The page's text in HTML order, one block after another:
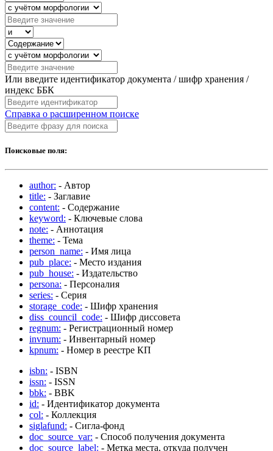
Или введите идентификатор документа / шифр хранения /
индекс ББК
Справка о расширенном поиске
Поисковые поля:
author: - Автор
title: - Заглавие
content: - Содержание
keyword: - Ключевые слова
note: - Аннотация
theme: - Тема
person_name: - Имя лица
pub_place: - Место издания
pub_house: - Издательство
persona: - Персоналия
series: - Серия
storage_code: - Шифр хранения
diss_council_code: - Шифр диссовета
regnum: - Регистрационный номер
invnum: - Инвентарный номер
kpnum: - Номер в реестре КП
isbn: - ISBN
issn: - ISSN
bbk: - BBK
id: - Идентификатор документа
col: - Коллекция
siglafund: - Сигла-фонд
doc_source_var: - Способ получения документа
doc_source_label: - Метка места, откуда получен